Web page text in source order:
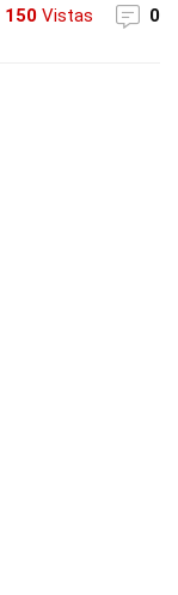
150 Vistas 0